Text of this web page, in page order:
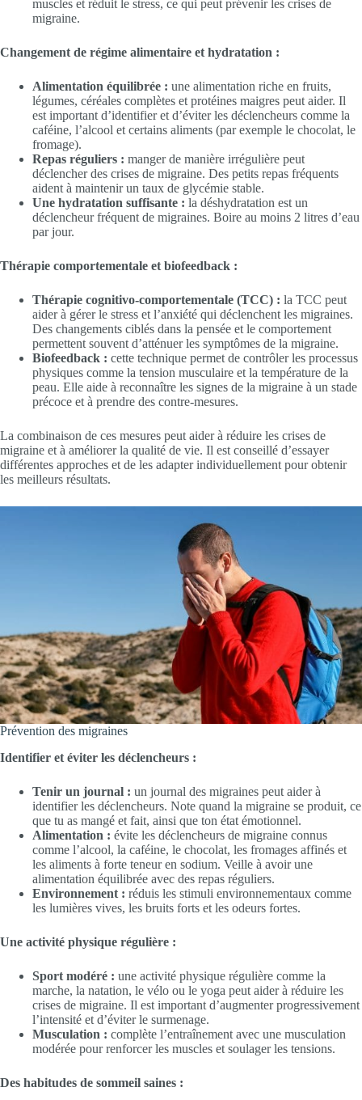
muscles et réduit le stress, ce qui peut prévenir les crises de
migraine.
Changement de régime alimentaire et hydratation :
Alimentation équilibrée : une alimentation riche en fruits,
légumes, céréales complètes et protéines maigres peut aider. Il
est important d’identifier et d’éviter les déclencheurs comme la
caféine, l’alcool et certains aliments (par exemple le chocolat, le
fromage).
Repas réguliers : manger de manière irrégulière peut
déclencher des crises de migraine. Des petits repas fréquents
aident à maintenir un taux de glycémie stable.
Une hydratation suffisante : la déshydratation est un
déclencheur fréquent de migraines. Boire au moins 2 litres d’eau
par jour.
Thérapie comportementale et biofeedback :
Thérapie cognitivo-comportementale (TCC) : la TCC peut
aider à gérer le stress et l’anxiété qui déclenchent les migraines.
Des changements ciblés dans la pensée et le comportement
permettent souvent d’atténuer les symptômes de la migraine.
Biofeedback : cette technique permet de contrôler les processus
physiques comme la tension musculaire et la température de la
peau. Elle aide à reconnaître les signes de la migraine à un stade
précoce et à prendre des contre-mesures.
La combinaison de ces mesures peut aider à réduire les crises de
migraine et à améliorer la qualité de vie. Il est conseillé d’essayer
différentes approches et de les adapter individuellement pour obtenir
les meilleurs résultats.
Prévention des migraines
Identifier et éviter les déclencheurs :
Tenir un journal : un journal des migraines peut aider à
identifier les déclencheurs. Note quand la migraine se produit, ce
que tu as mangé et fait, ainsi que ton état émotionnel.
Alimentation : évite les déclencheurs de migraine connus
comme l’alcool, la caféine, le chocolat, les fromages affinés et
les aliments à forte teneur en sodium. Veille à avoir une
alimentation équilibrée avec des repas réguliers.
Environnement : réduis les stimuli environnementaux comme
les lumières vives, les bruits forts et les odeurs fortes.
Une activité physique régulière :
Sport modéré : une activité physique régulière comme la
marche, la natation, le vélo ou le yoga peut aider à réduire les
crises de migraine. Il est important d’augmenter progressivement
l’intensité et d’éviter le surmenage.
Musculation : complète l’entraînement avec une musculation
modérée pour renforcer les muscles et soulager les tensions.
Des habitudes de sommeil saines :